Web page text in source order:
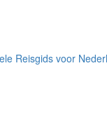
Reisgids voor